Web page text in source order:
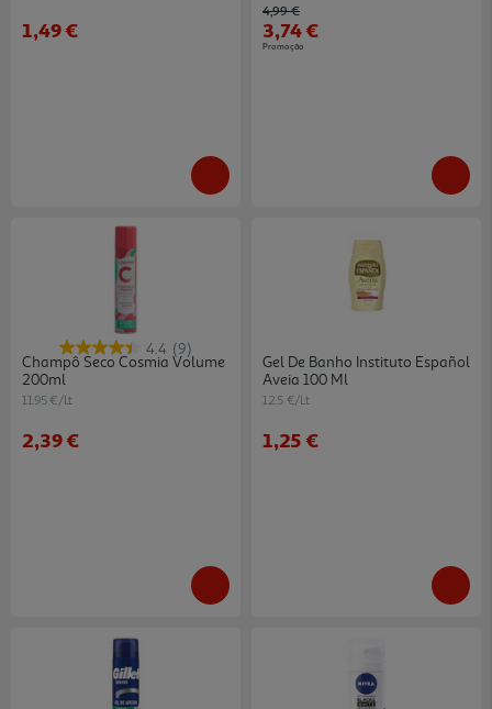
1,49 €
Price reduced from
4,99 €to
3,74 €
Promoção
4.4 (9)
Champô Seco Cosmia Volume
200ml
11.95 €/Lt
2,39 €
Gel De Banho Instituto Español
Aveia 100 Ml
12.5 €/Lt
1,25 €